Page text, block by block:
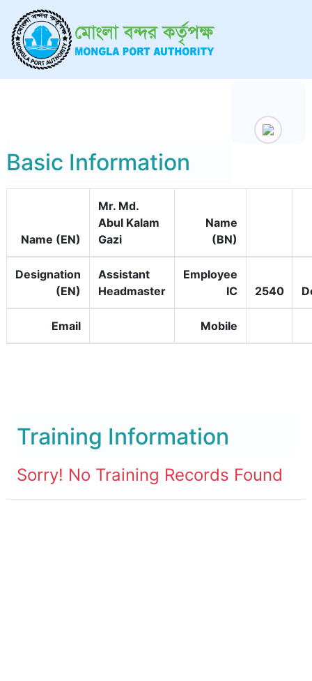
Basic Information
Name (EN)
Mr. Md.
Abul Kalam
Gazi
Name
(BN)
Designation
(EN)
Assistant
Headmaster
Employee
IC
2540
Email Mobile
Training Information
Sorry! No Training Records Found